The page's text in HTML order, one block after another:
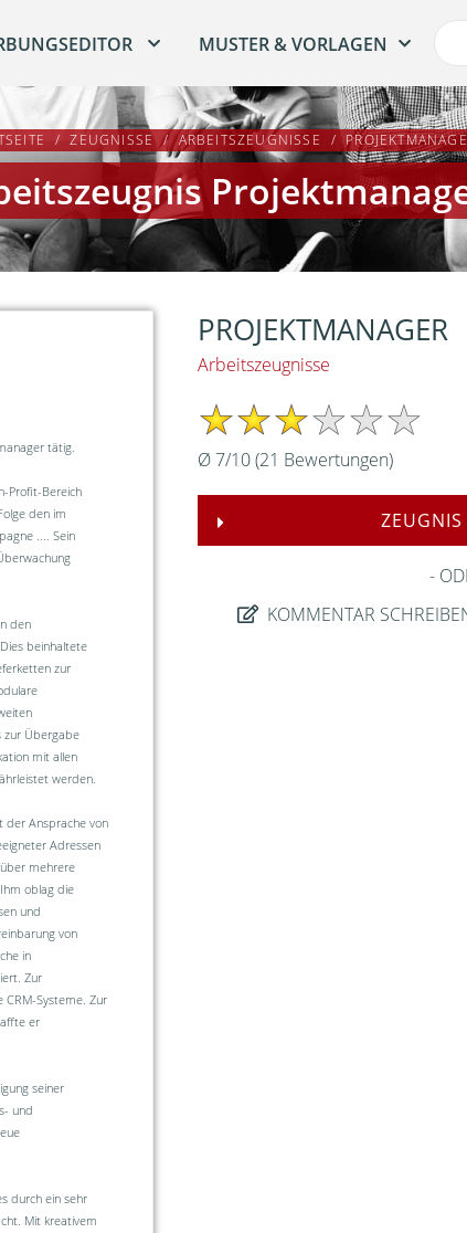
MUSTER & VORLAGEN
ZEUGNISSE ARBEITSZEUGNISSE
PROJEKTMANAGER
Arbeitszeugnisse
Ø 7/10(21 Bewertungen)
KOMMENTAR
tätig.
Profit-Bereich
den im
.... Sein
den
beinhaltete
zur
zur Übergabe
mit allen
werden.
der Ansprache von
Adressen
mehrere
oblag die
und
von
in
Zur
Systeme. Zur
er
seiner
und
durch ein sehr
Mit kreativem